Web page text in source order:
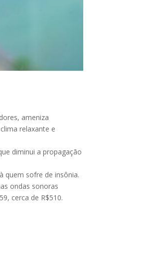
ameniza
relaxante e
diminui a propagação
quem sofre de insônia.
ondas sonoras
cerca de R$510.